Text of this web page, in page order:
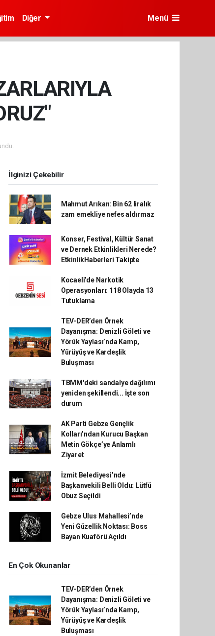
Diğer Menü
İlginizi Çekebilir
Mahmut Arıkan: Bin 62 liralık
zam emekliye nefes aldırmaz
Konser, Festival, Kültür Sanat
ve Dernek Etkinlikleri Nerede?
EtkinlikHaberleri Takipte
Kocaeli’de Narkotik
Operasyonları: 118 Olayda 13
Tutuklama
TEV-DER’den Örnek
Dayanışma: Denizli Göleti ve
Yörük Yaylası’nda Kamp,
Yürüyüş ve Kardeşlik
Buluşması
TBMM'deki sandalye dağılımı
yeniden şekillendi... İşte son
durum
AK Parti Gebze Gençlik
Kolları’ndan Kurucu Başkan
Metin Gökçe’ye Anlamlı
Ziyaret
İzmit Belediyesi’nde
Başkanvekili Belli Oldu: Lütfü
Obuz Seçildi
Gebze Ulus Mahallesi’nde
Yeni Güzellik Noktası: Boss
Bayan Kuaförü Açıldı
En Çok Okunanlar
TEV-DER’den Örnek
Dayanışma: Denizli Göleti ve
Yörük Yaylası’nda Kamp,
Yürüyüş ve Kardeşlik
Buluşması